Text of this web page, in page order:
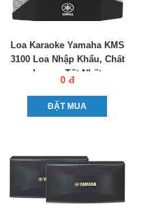
Loa Karaoke Yamaha KMS
3100 Loa Nhập Khẩu, Chất
Lượng Tốt Nhất
0 đ
ĐẶT MUA